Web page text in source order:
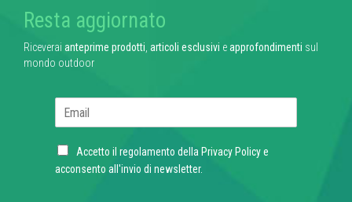
Resta aggiornato
Riceverai anteprime prodotti, articoli esclusivi eapprofondimenti sul
mondo outdoor
l
C
h
Accetto il regolamento della Privacy Policye
acconsento all'invio di newsletter.